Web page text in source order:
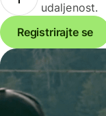
udaljenost.
Registrirajte se